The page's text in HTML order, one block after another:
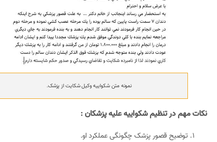
نمونه متن شکواییه وکیل شکایت از پزشک.
نکات مهم در تنظیم شکواییه علیه پزشکان :
توضیح قصور پزشک چگونگی عملکرد او.